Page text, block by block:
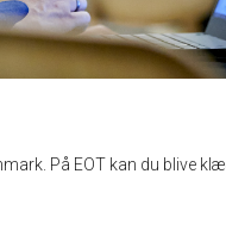
På EOT kan du blive